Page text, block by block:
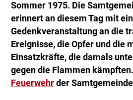
Sommer 1975. Die
erinnert an diesem Tag mit
Gedenkveranstaltung an die
Ereignisse, die Opfer und die
Einsatzkräfte, die damals
gegen die Flammen
Feuerwehr der